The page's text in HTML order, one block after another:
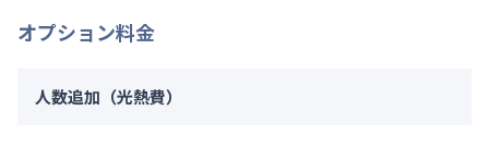
オプション料金
人数追加（光熱費）